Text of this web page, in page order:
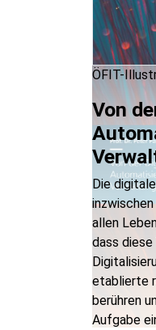
ÖFIT-
Von
Die
allen
dass
etablierte
berühren
Aufgabe